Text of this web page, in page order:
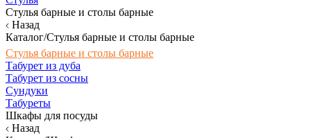
Стулья барные и столы барные
Назад
Каталог/Стулья барные и столы барные
Стулья барные и столы барные
Табурет из дуба
Табурет из сосны
Сундуки
Табуреты
Шкафы для посуды
Назад